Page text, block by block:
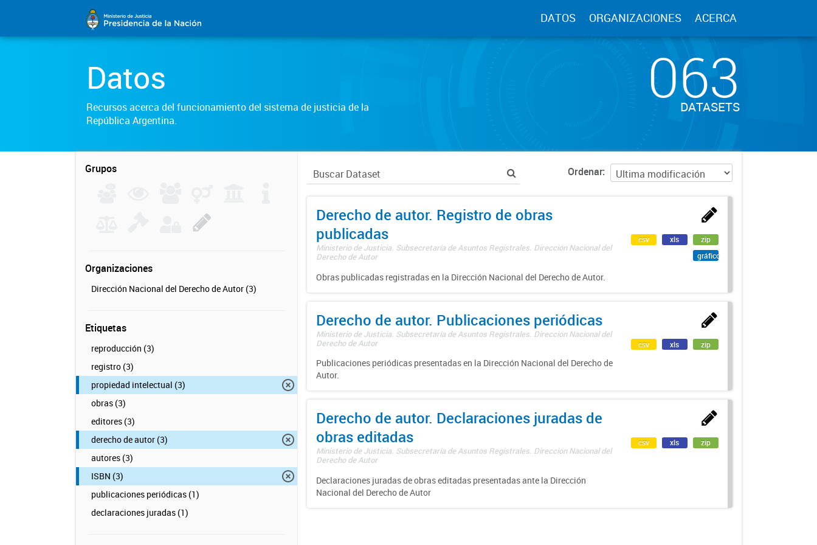
DATOS ORGANIZACIONES ACERCA
Datos
Recursos acerca del funcionamiento del sistema de justicia de la
República Argentina.
063
DATASETS
Grupos
Organizaciones
Dirección Nacional del Derecho de Autor (3)
Etiquetas
reproducción (3)
registro (3)
propiedad intelectual (3)
obras (3)
editores (3)
derecho de autor (3)
autores (3)
ISBN (3)
publicaciones periódicas (1)
declaraciones juradas (1)
Ordenar
Derecho de autor. Registro de obras
publicadas
Ministerio de Justicia. Subsecretaría de Asuntos Registrales. Dirección Nacional del
Derecho de Autor
Obras publicadas registradas en la Dirección Nacional del Derecho de Autor.
csv xls
zip
gráfico
Derecho de autor. Publicaciones periódicas
Ministerio de Justicia. Subsecretaría de Asuntos Registrales. Dirección Nacional del
Derecho de Autor
Publicaciones periódicas presentadas en la Dirección Nacional del Derecho de
Autor.
csv xls zip
Derecho de autor. Declaraciones juradas de
obras editadas
Ministerio de Justicia. Subsecretaría de Asuntos Registrales. Dirección Nacional del
Derecho de Autor
Declaraciones juradas de obras editadas presentadas ante la Dirección
Nacional del Derecho de Autor
csv xls zip